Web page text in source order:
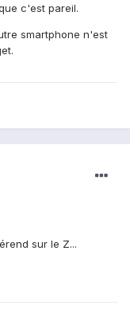
c'est pareil.
smartphone n'est
sur le Z...